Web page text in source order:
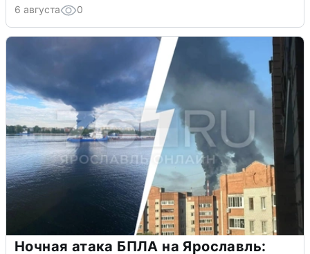
6 августа 0
Ночная атака БПЛА на Ярославль: